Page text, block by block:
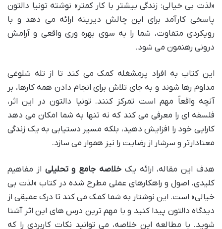
«لذت بی خیالی: زندگی بیشتر با کار کمتر» نوشته تونیا دالتون
پاسخی کارآمد برای این چالش دیرینه ارائه می دهد و با
رویکردی متفاوت، شما را به سوی بهره وری واقعی و آرامش
درونی رهنمون می شود.
این کتاب به افراد پرمشغله کمک می کند تا از تله شلوغی
مداوم رها شوند و به جای تلاش برای انجام دادن همه کارها، بر
آنچه واقعاً مهم است تمرکز کنند. تونیا دالتون در این اثر،
فلسفه ای را معرفی می کند که نه تنها به شما امکان می دهد
کارایی خود را افزایش دهید، بلکه مسیر دستیابی به یک زندگی
معنادارتر و سرشار از رضایت را نیز هموار می سازد.
هدف این مقاله، ارائه یک خلاصه جامع و تحلیلی از مفاهیم
کلیدی، اصول و راهکارهای عملی مطرح شده در کتاب «لذت بی
خیالی» است. این نوشتار به شما کمک می کند تا درک عمیقی از
دیدگاه دالتون پیدا کنید و با مهم ترین درس های این اثر آشنا
شوید. با مطالعه این خلاصه، می توانید نکات کاربردی را که